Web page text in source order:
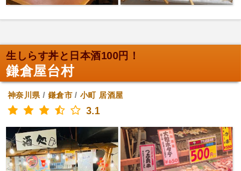
生しらす丼と日本酒100円！
鎌倉屋台村
神奈川県/ 鎌倉市/小町 居酒屋
3.1